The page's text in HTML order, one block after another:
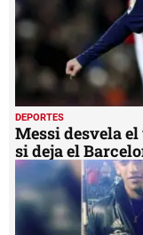
DEPORTES
Messi desvela
si deja el